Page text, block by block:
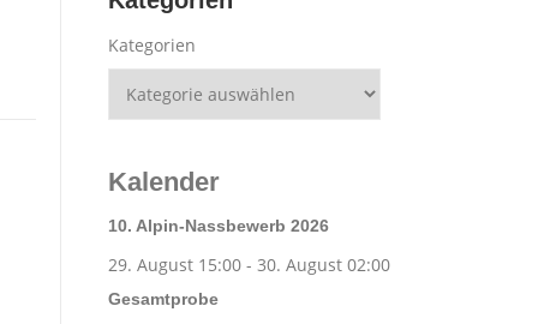
Kategorien
Kalender
10. Alpin-Nassbewerb 2026
29. August 15:00 - 30. August 02:00
Gesamtprobe